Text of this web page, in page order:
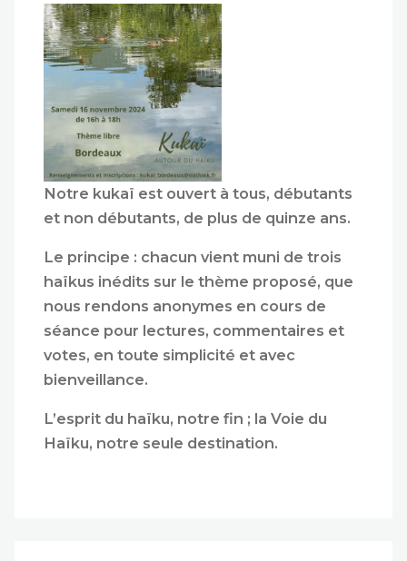
Notre kukaï est ouvert à tous, débutants
et non débutants, de plus de quinze ans.
Le principe : chacun vient muni de trois
haïkus inédits sur le thème proposé, que
nous rendons anonymes en cours de
séance pour lectures, commentaires et
votes, en toute simplicité et avec
bienveillance.
L’esprit du haïku, notre fin ; la Voie du
Haïku, notre seule destination.